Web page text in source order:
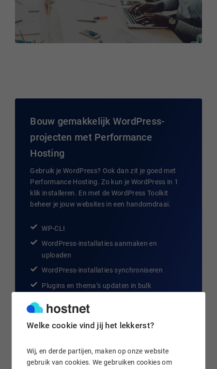
Welke cookie vind jij het lekkerst?
Wij, en derde partijen, maken op onze website
gebruik van cookies. We gebruiken cookies om
Bouw gemakkelijk WordPress-
projecten met Performance
Hosting
Gebruik je WordPress? Ook dan zit je goed met
Performance Hosting. Zo kun je WordPress in 1
klik installeren. En met de WordPress Toolkit
beheer je jouw websites in een handomdraai.
WP-CLI
WordPress-installaties aanmaken en
uploaden
WordPress-installaties synchroniseren
Plugins en thema’s updaten in bulk